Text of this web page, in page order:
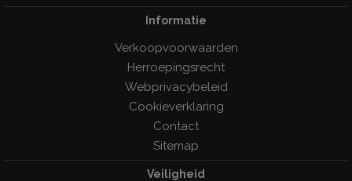
Informatie
Verkoopvoorwaarden
Herroepingsrecht
Webprivacybeleid
Cookieverklaring
Contact
Sitemap
Veiligheid